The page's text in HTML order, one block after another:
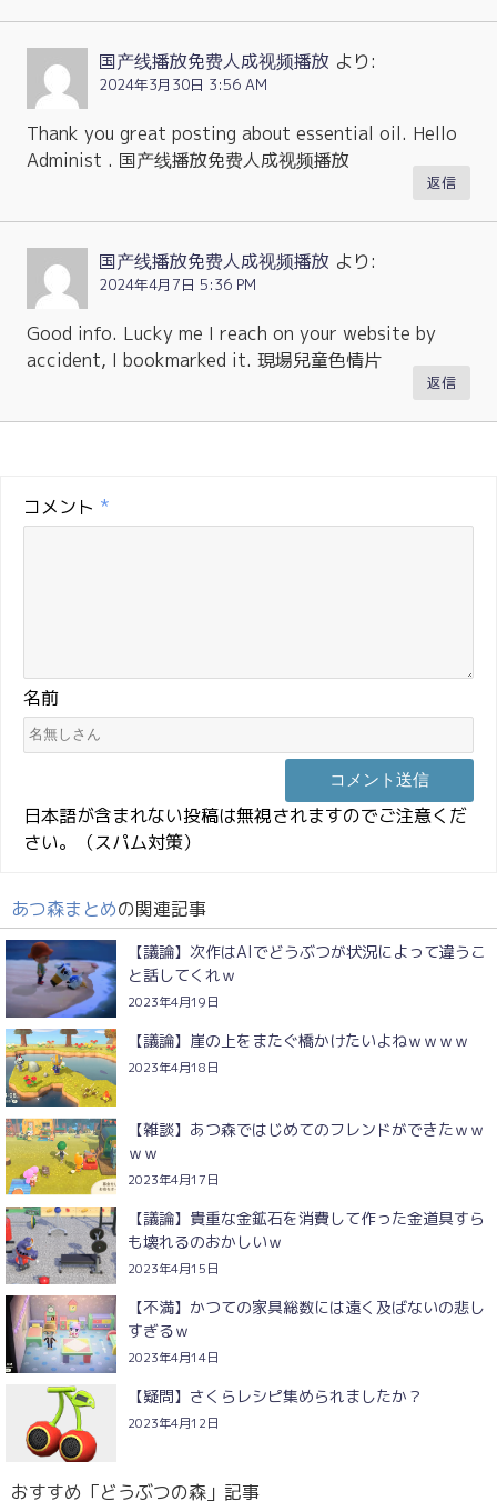
国产线播放免费人成视频播放 より:
2024年3月30日 3:56 AM
Thank you great posting about essential oil. Hello
Administ . 国产线播放免费人成视频播放
返信
国产线播放免费人成视频播放 より:
2024年4月7日 5:36 PM
Good info. Lucky me I reach on your website by
accident, I bookmarked it. 現場兒童色情片
返信
コメント *
名前
日本語が含まれない投稿は無視されますのでご注意くだ
さい。（スパム対策）
あつ森まとめの関連記事
【議論】次作はAIでどうぶつが状況によって違うこ
と話してくれｗ
2023年4月19日
【議論】崖の上をまたぐ橋かけたいよねｗｗｗｗ
2023年4月18日
【雑談】あつ森ではじめてのフレンドができたｗｗ
ｗｗ
2023年4月17日
【議論】貴重な金鉱石を消費して作った金道具すら
も壊れるのおかしいｗ
2023年4月15日
【不満】かつての家具総数には遠く及ばないの悲し
すぎるｗ
2023年4月14日
【疑問】さくらレシピ集められましたか？
2023年4月12日
おすすめ「どうぶつの森」記事